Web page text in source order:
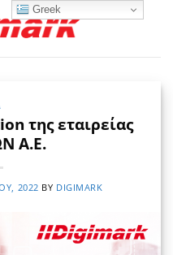
της εταιρείας
Α.Ε.
2022 BY DIGIMARK
Greek